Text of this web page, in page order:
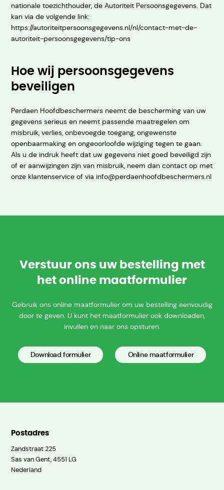
nationale toezichthouder, de Autoriteit Persoonsgegevens. Dat
kan via de volgende link:
https://autoriteitpersoonsgegevens.nl/nl/contact-met-de-
autoriteit-persoonsgegevens/tip-ons
Hoe wij persoonsgegevens
beveiligen
Perdaen Hoofdbeschermers neemt de bescherming van uw
gegevens serieus en neemt passende maatregelen om
misbruik, verlies, onbevoegde toegang, ongewenste
openbaarmaking en ongeoorloofde wijziging tegen te gaan.
Als u de indruk heeft dat uw gegevens niet goed beveiligd zijn
of er aanwijzingen zijn van misbruik, neem dan contact op met
onze klantenservice of via info@perdaenhoofdbeschermers.nl
Verstuur ons uw bestelling met
het online maatformulier
Gebruik ons online maatformulier om uw bestelling eenvoudig
door te geven. U kunt het maatformulier ook downloaden,
invullen en naar ons opsturen.
Download formulier Online maatformulier
Postadres
Zandstraat 225
Sas van Gent, 4551 LG
Nederland